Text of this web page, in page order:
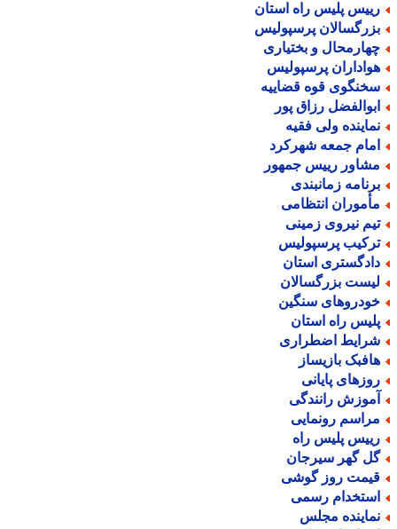
پلیس راه استان
پرسپولیس
و بختیاری
پرسپولیس
قوه قضاییه
رزاق پور
ولی فقیه
جمعه شهرکرد
رییس جمهور
زمانبندی
انتظامی
نیروی زمینی
پرسپولیس
استان
بزرگسالان
سنگین
راه استان
اضطراری
بازیساز
پایانی
رانندگی
رونمایی
پلیس راه
گهر سیرجان
روز گوشی
رسمی
مجلس